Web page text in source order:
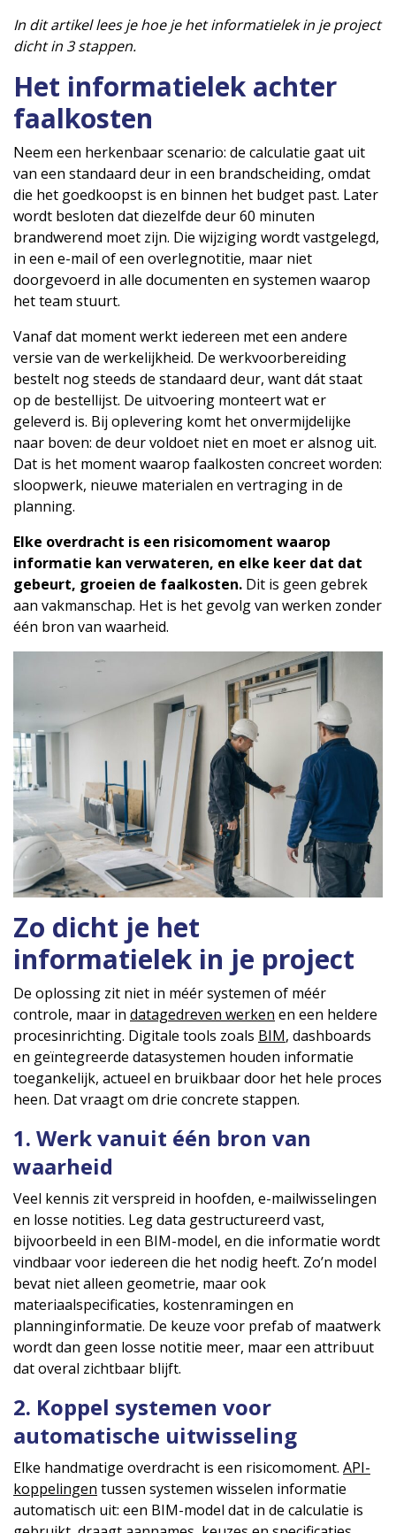
In dit artikel lees je hoe je het informatielek in je project
dicht in 3 stappen.
Het informatielek achter
faalkosten
Neem een herkenbaar scenario: de calculatie gaat uit
van een standaard deur in een brandscheiding, omdat
die het goedkoopst is en binnen het budget past. Later
wordt besloten dat diezelfde deur 60 minuten
brandwerend moet zijn. Die wijziging wordt vastgelegd,
in een e-mail of een overlegnotitie, maar niet
doorgevoerd in alle documenten en systemen waarop
het team stuurt.
Vanaf dat moment werkt iedereen met een andere
versie van de werkelijkheid. De werkvoorbereiding
bestelt nog steeds de standaard deur, want dát staat
op de bestellijst. De uitvoering monteert wat er
geleverd is. Bij oplevering komt het onvermijdelijke
naar boven: de deur voldoet niet en moet er alsnog uit.
Dat is het moment waarop faalkosten concreet worden:
sloopwerk, nieuwe materialen en vertraging in de
planning.
Elke overdracht is een risicomoment waarop
informatie kan verwateren, en elke keer dat dat
gebeurt, groeien de faalkosten. Dit is geen gebrek
aan vakmanschap. Het is het gevolg van werken zonder
één bron van waarheid.
Zo dicht je het
informatielek in je project
De oplossing zit niet in méér systemen of méér
controle, maar in datagedreven werken en een heldere
procesinrichting. Digitale tools zoals BIM, dashboards
en geïntegreerde datasystemen houden informatie
toegankelijk, actueel en bruikbaar door het hele proces
heen. Dat vraagt om drie concrete stappen.
1. Werk vanuit één bron van
waarheid
Veel kennis zit verspreid in hoofden, e-mailwisselingen
en losse notities. Leg data gestructureerd vast,
bijvoorbeeld in een BIM-model, en die informatie wordt
vindbaar voor iedereen die het nodig heeft. Zo’n model
bevat niet alleen geometrie, maar ook
materiaalspecificaties, kostenramingen en
planninginformatie. De keuze voor prefab of maatwerk
wordt dan geen losse notitie meer, maar een attribuut
dat overal zichtbaar blijft.
2. Koppel systemen voor
automatische uitwisseling
Elke handmatige overdracht is een risicomoment. API-
koppelingen tussen systemen wisselen informatie
automatisch uit: een BIM-model dat in de calculatie is